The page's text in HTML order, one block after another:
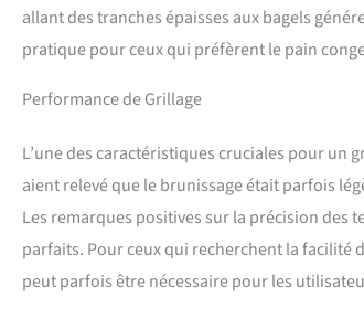
allant des tranches épaisses aux bagels
pratique pour ceux qui préfèrent le pain
Performance de Grillage
L’une des caractéristiques cruciales pour un
aient relevé que le brunissage était parfois
Les remarques positives sur la précision des
parfaits. Pour ceux qui recherchent la facilité
peut parfois être nécessaire pour les